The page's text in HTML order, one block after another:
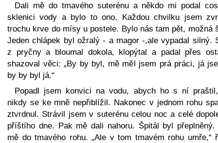
Dali mě do tmavého suterénu a někdo mi podal
sklenici vody a bylo to ono. Každou chvilku jsem
trochu krve do mísy u postele. Bylo nás tam pět, možná
Jeden chlápek byl ožralý - a magor -,ale vypadal silný.
z pryčny a bloumal dokola, klopýtal a padal přes
shazoval věci: „By by byl, mě měl jsem prá práci, já
by by byl já.“
Popadl jsem konvici na vodu, abych ho s ní
nikdy se ke mně nepřiblížil. Nakonec v jednom rohu
ztvrdnul. Strávil jsem v suterénu celou noc a celé
příštího dne. Pak mě dali nahoru. Špitál byl přeplněný.
mě do tmavého rohu. „Ale v tom tmavém rohu umře,“